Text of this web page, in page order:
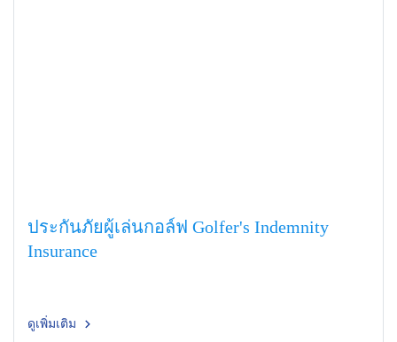
ประกันภัยผู้เล่นกอล์ฟ Golfer's Indemnity
Insurance
ดูเพิ่มเติม